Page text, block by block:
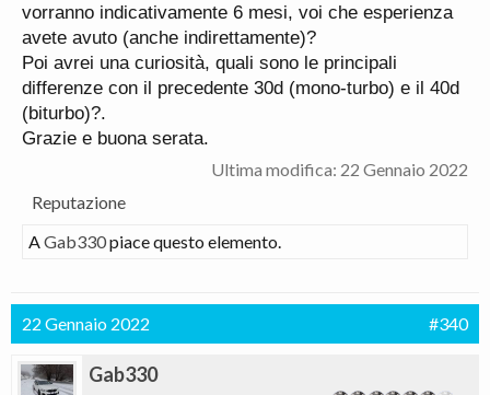
vorranno indicativamente 6 mesi, voi che esperienza
avete avuto (anche indirettamente)?
Poi avrei una curiosità, quali sono le principali
differenze con il precedente 30d (mono-turbo) e il 40d
(biturbo)?.
Grazie e buona serata.
Ultima modifica: 22 Gennaio 2022
Reputazione
AGab330piace questo elemento.
22 Gennaio 2022 #340
Gab330